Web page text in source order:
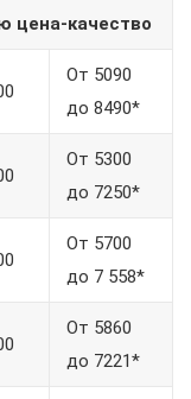
цена-качество
От 5090
до 8490*
От 5300
до 7250*
От 5700
до 7 558*
От 5860
до 7221*